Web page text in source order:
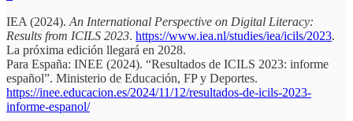
IEA (2024).An International Perspective on Digital Literacy:
Results from ICILS 2023. https://www.iea.nl/studies/iea/icils/2023.
La próxima edición llegará en 2028.
Para España: INEE (2024). “Resultados de ICILS 2023: informe
español”. Ministerio de Educación, FP y Deportes.
https://inee.educacion.es/2024/11/12/resultados-de-icils-2023-
informe-espanol/